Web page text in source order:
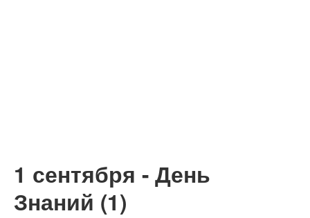
Начальная школа
Сценарии праздников в начальной школе
1 сентября - День знаний
День Учителя
1 сентября - День
Знаний (1)